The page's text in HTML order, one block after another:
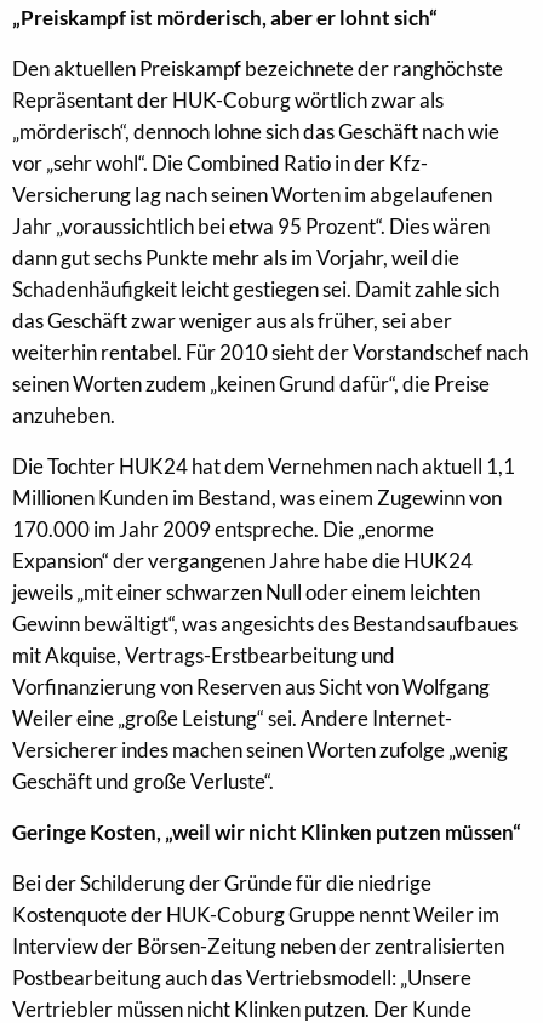
„Preiskampf ist mörderisch, aber er lohnt sich“
Den aktuellen Preiskampf bezeichnete der ranghöchste
Repräsentant der HUK-Coburg wörtlich zwar als
„mörderisch“, dennoch lohne sich das Geschäft nach wie
vor „sehr wohl“. Die Combined Ratio in der Kfz-
Versicherung lag nach seinen Worten im abgelaufenen
Jahr „voraussichtlich bei etwa 95 Prozent“. Dies wären
dann gut sechs Punkte mehr als im Vorjahr, weil die
Schadenhäufigkeit leicht gestiegen sei. Damit zahle sich
das Geschäft zwar weniger aus als früher, sei aber
weiterhin rentabel. Für 2010 sieht der Vorstandschef nach
seinen Worten zudem „keinen Grund dafür“, die Preise
anzuheben.
Die Tochter HUK24 hat dem Vernehmen nach aktuell 1,1
Millionen Kunden im Bestand, was einem Zugewinn von
170.000 im Jahr 2009 entspreche. Die „enorme
Expansion“ der vergangenen Jahre habe die HUK24
jeweils „mit einer schwarzen Null oder einem leichten
Gewinn bewältigt“, was angesichts des Bestandsaufbaues
mit Akquise, Vertrags-Erstbearbeitung und
Vorfinanzierung von Reserven aus Sicht von Wolfgang
Weiler eine „große Leistung“ sei. Andere Internet-
Versicherer indes machen seinen Worten zufolge „wenig
Geschäft und große Verluste“.
Geringe Kosten, „weil wir nicht Klinken putzen müssen“
Bei der Schilderung der Gründe für die niedrige
Kostenquote der HUK-Coburg Gruppe nennt Weiler im
Interview der Börsen-Zeitung neben der zentralisierten
Postbearbeitung auch das Vertriebsmodell: „Unsere
Vertriebler müssen nicht Klinken putzen. Der Kunde